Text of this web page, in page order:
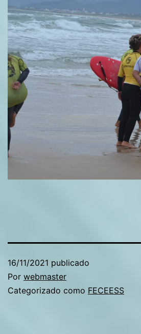
16/11/2021 publicado
Por webmaster
Categorizado como FECEESS